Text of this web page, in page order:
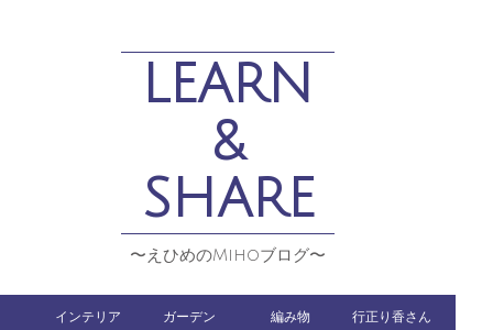
LEARN
&
SHARE
〜えひめのMihoブログ〜
インテリア ガーデン 編み物
行正り香さん